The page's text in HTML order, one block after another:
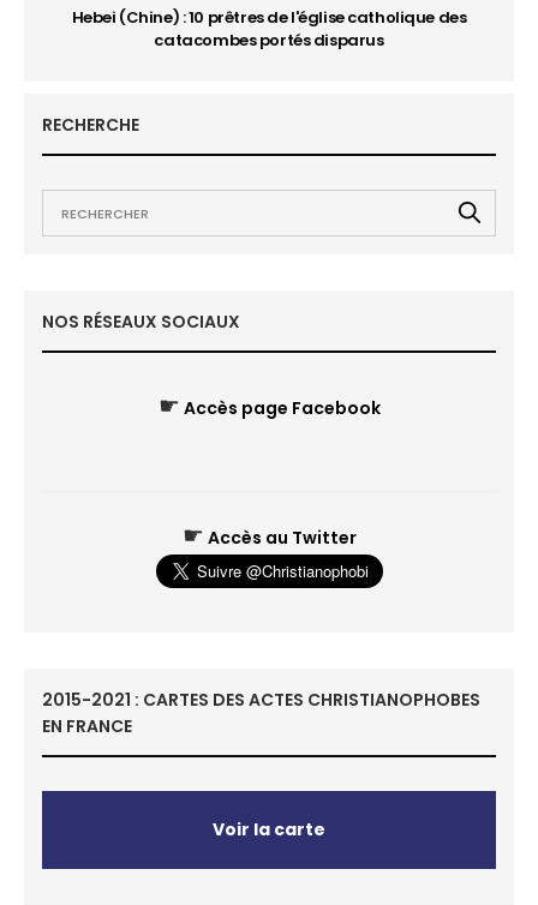
Hebei (Chine) : 10 prêtres de l'église catholique des
catacombes portés disparus
RECHERCHE
NOS RÉSEAUX SOCIAUX
☛ Accès page Facebook
☛ Accès au Twitter
2015-2021 : CARTES DES ACTES CHRISTIANOPHOBES
EN FRANCE
Voir la carte